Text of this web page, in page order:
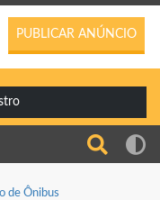
PUBLICAR ANÚNCIO
de Ônibus